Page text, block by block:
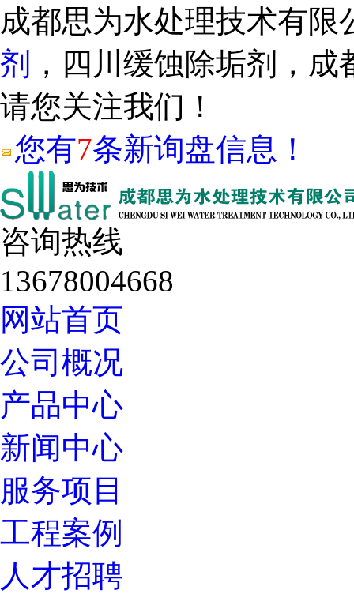
成都思为水处理技术有限
剂
，四川缓蚀除垢剂，
请您关注我们！
您有7条新询盘信息！
咨询热线
13678004668
网站首页
公司概况
产品中心
新闻中心
服务项目
工程案例
人才招聘